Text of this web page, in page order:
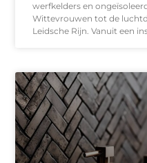
werfkelders en
Wittevrouwen tot de
Leidsche Rijn. Vanuit een